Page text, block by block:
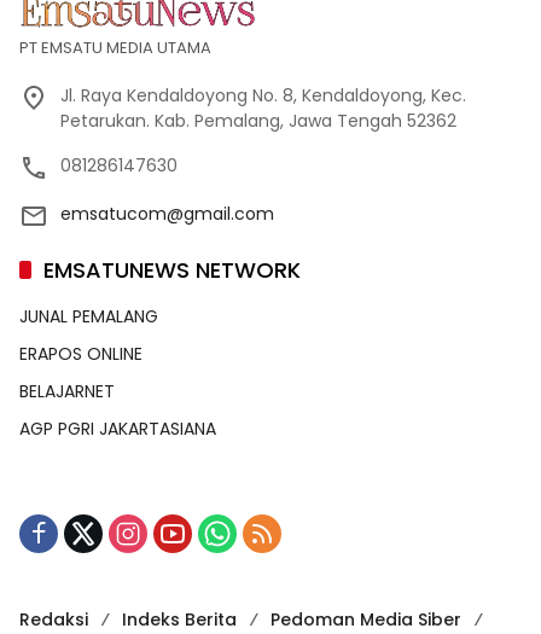
PT EMSATU MEDIA UTAMA
Jl. Raya Kendaldoyong No. 8, Kendaldoyong, Kec.
Petarukan. Kab. Pemalang, Jawa Tengah 52362
081286147630
emsatucom@gmail.com
EMSATUNEWS NETWORK
JUNAL PEMALANG
ERAPOS ONLINE
BELAJARNET
AGP PGRI JAKARTASIANA
Redaksi Indeks Berita Pedoman Media Siber